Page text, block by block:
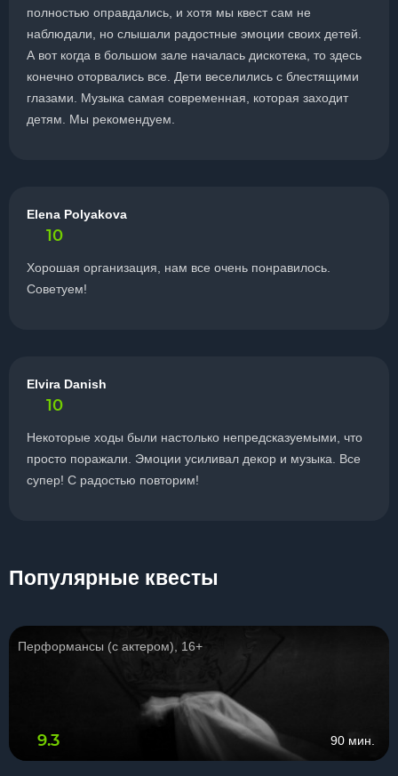
полностью оправдались, и хотя мы квест сам не
наблюдали, но слышали радостные эмоции своих детей.
А вот когда в большом зале началась дискотека, то здесь
конечно оторвались все. Дети веселились с блестящими
глазами. Музыка самая современная, которая заходит
детям. Мы рекомендуем.
Elena Polyakova
10
Хорошая организация, нам все очень понравилось.
Советуем!
Elvira Danish
10
Некоторые ходы были настолько непредсказуемыми, что
просто поражали. Эмоции усиливал декор и музыка. Все
супер! С радостью повторим!
Популярные квесты
Перформансы (с актером), 16+
9.3 90 мин.